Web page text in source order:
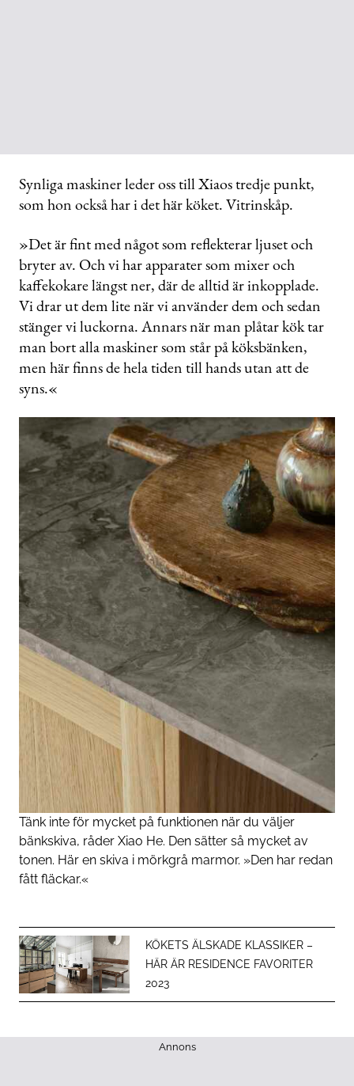
Synliga maskiner leder oss till Xiaos tredje punkt,
som hon också har i det här köket. Vitrinskåp.
»Det är fint med något som reflekterar ljuset och
bryter av. Och vi har apparater som mixer och
kaffekokare längst ner, där de alltid är inkopplade.
Vi drar ut dem lite när vi använder dem och sedan
stänger vi luckorna. Annars när man plåtar kök tar
man bort alla maskiner som står på köksbänken,
men här finns de hela tiden till hands utan att de
syns.«
Tänk inte för mycket på funktionen när du väljer
bänkskiva, råder Xiao He. Den sätter så mycket av
tonen. Här en skiva i mörkgrå marmor. »Den har redan
fått fläckar.«
KÖKETS ÄLSKADE KLASSIKER –
HÄR ÄR RESIDENCE FAVORITER
2023
Annons